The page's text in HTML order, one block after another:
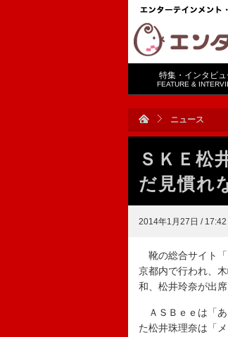
特集・インタビュ
FEATURE &
ニュース
ＳＫＥ松
だ見慣れ
2014年1月27日 / 17:42
靴の総合サイト
京都内で行われ、
和、松井玲奈が出席
ＡＳＢｅｅは「あ
た松井珠理奈は「